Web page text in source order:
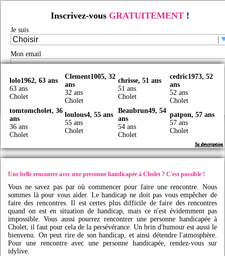
Inscrivez-vous GRATUITEMENT !
Je suis
Mon email
Je certifie être majeur(e) et avoir lu et accepté les CGU
Créer mon profil
Rencontre handicap/Rencontre handicap en France/Rencontre handicapés/Rencontre
handicapés Pays de la Loire
Faites des rencontres handicap à Cholet avecIdylive
lolo1962, 63 ans
63 ans
Cholet
Sa description
Clement1005, 32
ans
32 ans
Cholet
Sa description
chrisse, 51 ans
51 ans
Cholet
Sa description
cedric1973, 52
ans
52 ans
Cholet
Sa description
tomtomcholet, 36
ans
36 ans
Cholet
Sa description
loulous4, 55 ans
55 ans
Cholet
Sa description
Beaubrun49, 54
ans
54 ans
Cholet
Sa description
patpon, 57 ans
57 ans
Cholet
Sa description
Une belle rencontre avec une personne handicapée à Cholet ? C'est possible !
Vous ne savez pas par où commencer pour faire une rencontre. Nous
sommes là pour vous aider. Le handicap ne doit pas vous empêcher de
faire des rencontres. Il est certes plus difficile de faire des rencontres
quand on est en situation de handicap, mais ce n'est évidemment pas
impossible. Vous aussi pourrez rencontrer une personne handicapée à
Cholet, il faut pour cela de la persévérance. Un brin d'humour est aussi le
bienvenu. On peut rire de son handicap, et ainsi détendre l'atmosphère.
Pour une rencontre avec une personne handicapée, rendez-vous sur
idylive.